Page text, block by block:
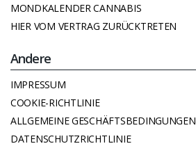
MONDKALENDER CANNABIS
HIER VOM VERTRAG ZURÜCKTRETEN
Andere
IMPRESSUM
COOKIE-RICHTLINIE
ALLGEMEINE GESCHÄFTSBEDINGUNGEN
DATENSCHUTZRICHTLINIE